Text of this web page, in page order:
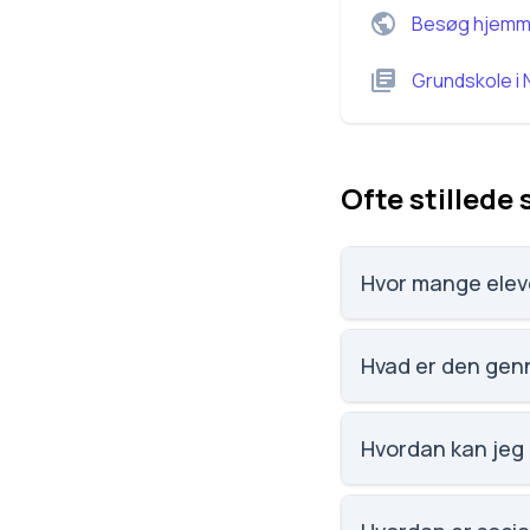
Besøg
Grundskolei
Ofte stillede
Hvor mange
Appenæs Friskole
Hvad er den
Hvordan kan
Email: